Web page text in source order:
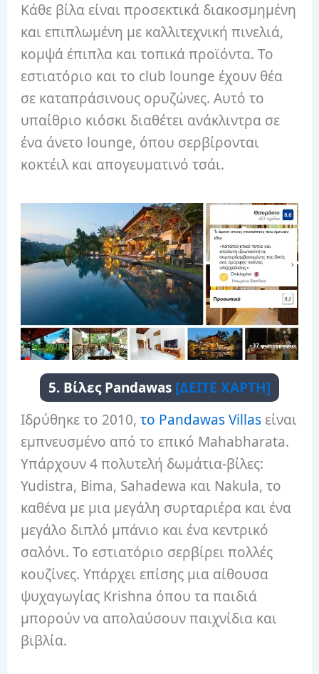
Κάθε βίλα είναι προσεκτικά διακοσμημένη
και επιπλωμένη με καλλιτεχνική πινελιά,
κομψά έπιπλα και τοπικά προϊόντα. Το
εστιατόριο και το club lounge έχουν θέα
σε καταπράσινους ορυζώνες. Αυτό το
υπαίθριο κιόσκι διαθέτει ανάκλιντρα σε
ένα άνετο lounge, όπου σερβίρονται
κοκτέιλ και απογευματινό τσάι.
5. Βίλες Pandawas [ΔΕΙΤΕ ΧΑΡΤΗ]
Ιδρύθηκε το 2010,το Pandawas Villas είναι
εμπνευσμένο από το επικό Mahabharata.
Υπάρχουν 4 πολυτελή δωμάτια-βίλες:
Yudistra, Bima, Sahadewa και Nakula, το
καθένα με μια μεγάλη συρταριέρα και ένα
μεγάλο διπλό μπάνιο και ένα κεντρικό
σαλόνι. Το εστιατόριο σερβίρει πολλές
κουζίνες. Υπάρχει επίσης μια αίθουσα
ψυχαγωγίας Krishna όπου τα παιδιά
μπορούν να απολαύσουν παιχνίδια και
βιβλία.